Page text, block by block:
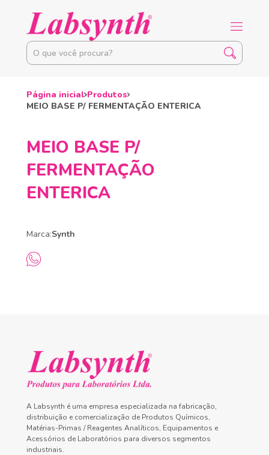
Página inicial Produtos
MEIO BASE P/ FERMENTAÇÃO ENTERICA
MEIO BASE P/
FERMENTAÇÃO
ENTERICA
Marca:Synth
A Labsynth é uma empresa especializada na fabricação,
distribuição e comercialização de Produtos Químicos,
Matérias-Primas / Reagentes Analíticos, Equipamentos e
Acessórios de Laboratórios para diversos segmentos
industriais.